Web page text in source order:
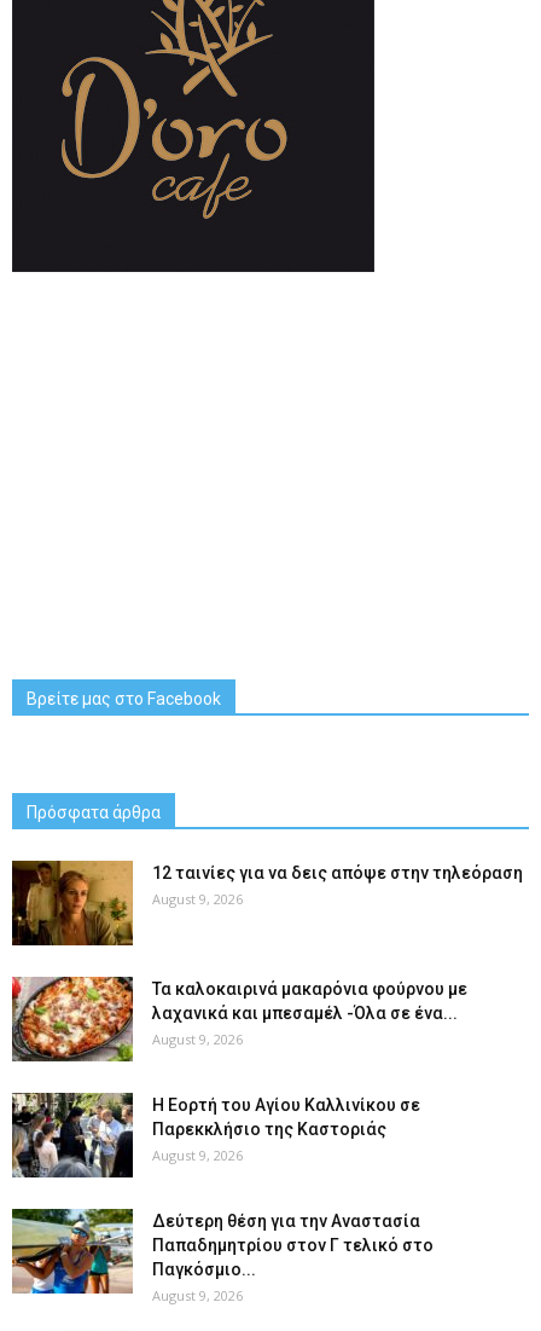
Βρείτε μας στο Facebook
Πρόσφατα άρθρα
12 ταινίες για να δεις απόψε στην τηλεόραση
August 9, 2026
Τα καλοκαιρινά μακαρόνια φούρνου με
λαχανικά και μπεσαμέλ -Όλα σε ένα...
August 9, 2026
H Εορτή του Αγίου Καλλινίκου σε
Παρεκκλήσιο της Καστοριάς
August 9, 2026
Δεύτερη θέση για την Αναστασία
Παπαδημητρίου στον Γ τελικό στο
Παγκόσμιο...
August 9, 2026